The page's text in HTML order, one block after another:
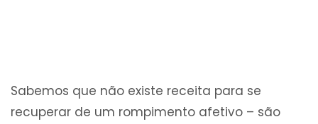
Sabemos que não existe receita para se
recuperar de um rompimento afetivo – são